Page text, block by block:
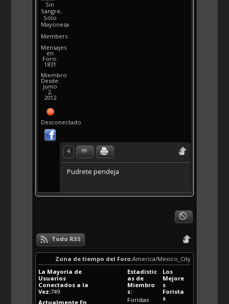
Sin
Sangre,
Sólo
Mayonesa
Members
Mensajes
en
Foro:
1831
Miembro
Desde:
junio
2,
2012
Desconectado
4
Pudrete pendeja
Todo RSS
Zona de tiempo del Foro:America/Mexico_City
La Mayoría de
Usuarios
Conectados a la
Vez:749
Actualmente En
Los
Mejore
s
Forista
s
Estadístic
as de
Miembro
s:
Foristas